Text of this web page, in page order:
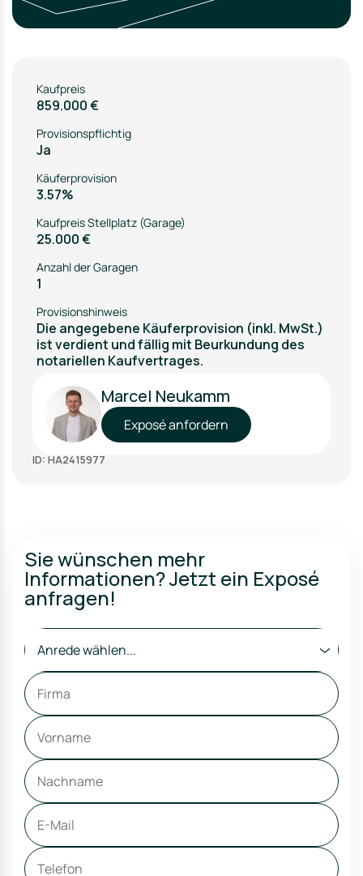
Kaufpreis
859.000 €
Provisionspflichtig
Ja
Käuferprovision
3.57%
Kaufpreis Stellplatz (Garage)
25.000 €
Anzahl der Garagen
1
Provisionshinweis
Die angegebene Käuferprovision (inkl. MwSt.)
ist verdient und fällig mit Beurkundung des
notariellen Kaufvertrages.
Marcel Neukamm
Exposé anfordern
ID: HA2415977
Sie wünschen mehr
Informationen? Jetzt ein Exposé
anfragen!
Anrede wählen...